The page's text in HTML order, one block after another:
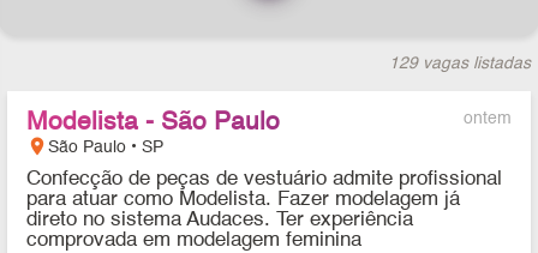
129 vagas listadas
ontem
Modelista - São Paulo
location_onSão Paulo • SP
Confecção de peças de vestuário admite profissional
para atuar como Modelista. Fazer modelagem já
direto no sistema Audaces. Ter experiência
comprovada em modelagem feminina